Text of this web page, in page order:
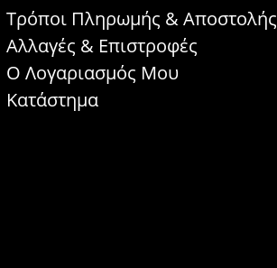
Τρόποι Πληρωμής & Αποστολής
Αλλαγές & Επιστροφές
Ο Λογαριασμός Μου
Κατάστημα